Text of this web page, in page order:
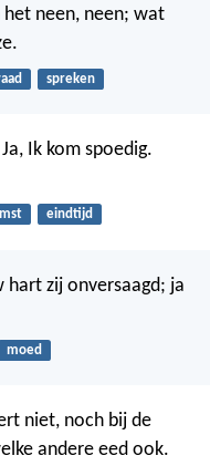
het neen, neen; wat
spreken
Ik kom spoedig.
eindtijd
hart zij onversaagd; ja
moed
niet, noch bij de
andere eed ook.